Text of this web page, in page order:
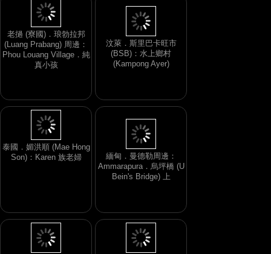
老撾 (寮國)．琅勃拉邦
(Luang Prabang) 周邊：
Phou Louang Village．純
真小孩
汶萊．斯里巴卡旺市
(BSB)：水上鄉村
(Kampong Ayer)
泰國．媚洪順 (Mae Hong
Son)：Karen 族老婦
緬甸．曼德勒周邊：
Ammarapura．烏坪橋 (U
Bein's Bridge) 上